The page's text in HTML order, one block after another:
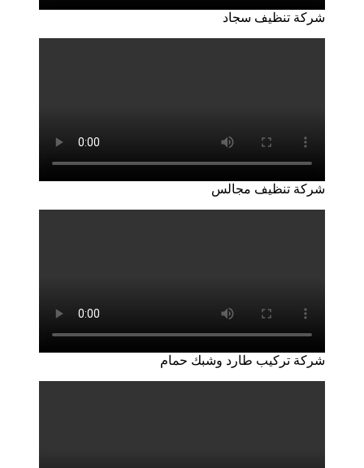
شركة تنظيف سجاد
شركة تنظيف مجالس
شركة تركيب طارد وشبك حمام